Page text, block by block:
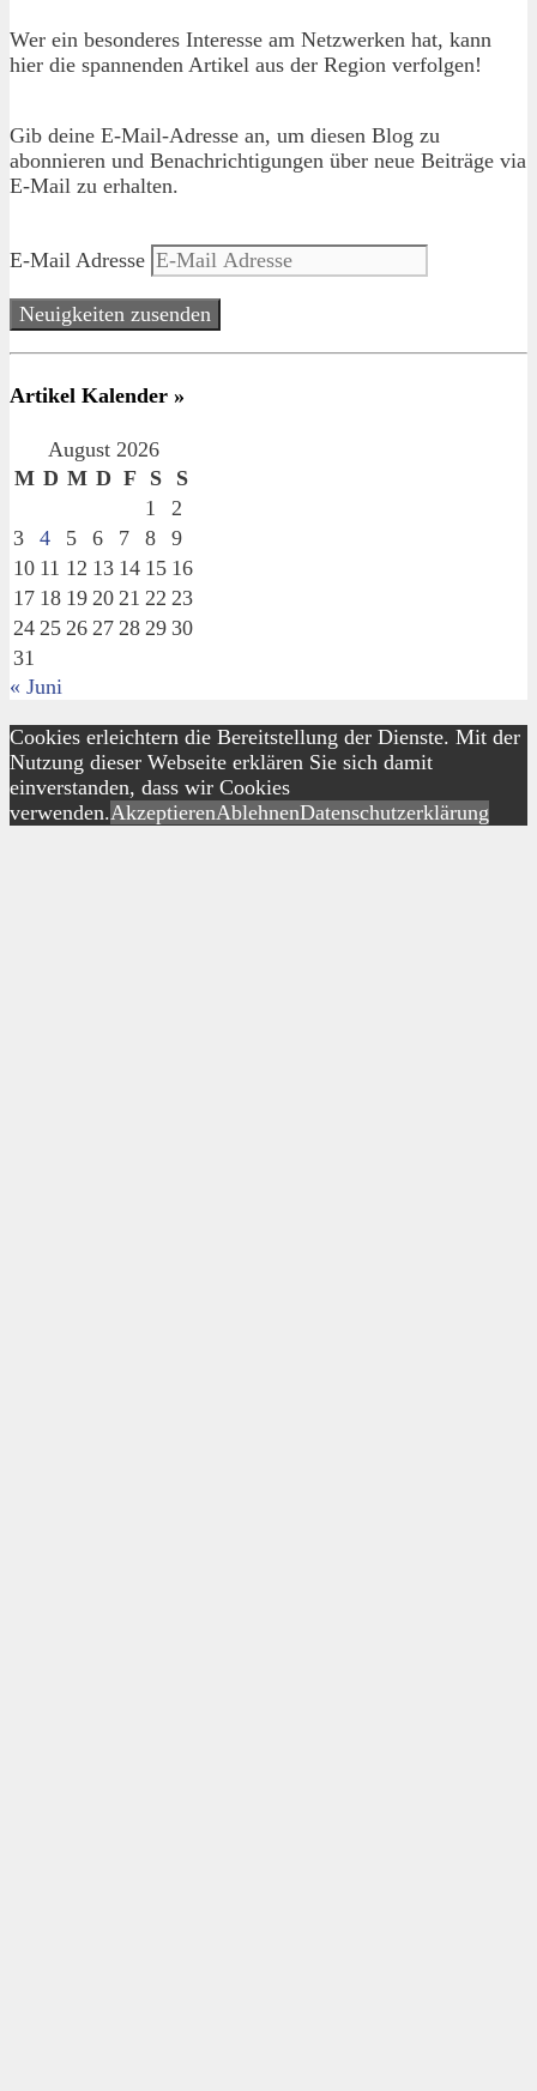
Wer ein besonderes Interesse am Netzwerken hat, kann
hier die spannenden Artikel aus der Region verfolgen!
Gib deine E-Mail-Adresse an, um diesen Blog zu
abonnieren und Benachrichtigungen über neue Beiträge via
E-Mail zu erhalten.
E-Mail Adresse
Neuigkeiten zusenden
Artikel Kalender »
August 2026
M D M D F S
S
1
2
3
4 5 6 7 8
9
10 11 12 13 14 15 16
17 18 19 20 21 22 23
24 25 26 27 28 29 30
31
« Juni
Cookies erleichtern die Bereitstellung der Dienste. Mit der
Nutzung dieser Webseite erklären Sie sich damit
einverstanden, dass wir Cookies
verwenden.AkzeptierenAblehnenDatenschutzerklärung